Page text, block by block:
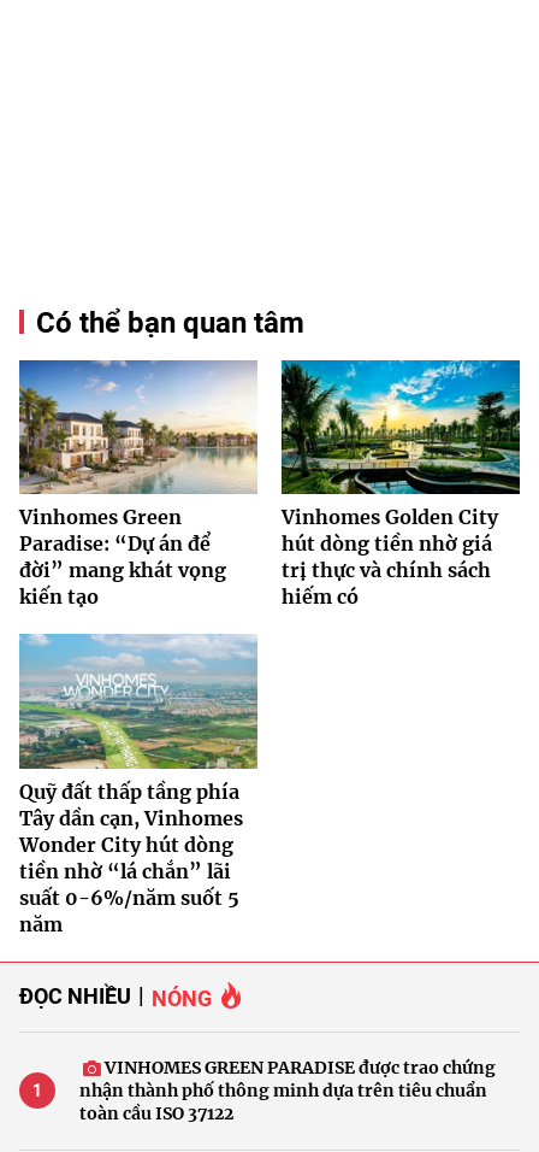
Có thể bạn quan tâm
Vinhomes Green
Paradise: “Dự án để
đời” mang khát vọng
kiến tạo
Vinhomes Golden City
hút dòng tiền nhờ giá
trị thực và chính sách
hiếm có
Quỹ đất thấp tầng phía
Tây dần cạn, Vinhomes
Wonder City hút dòng
tiền nhờ “lá chắn” lãi
suất 0-6%/năm suốt 5
năm
ĐỌC NHIỀU NÓNG
VINHOMES GREEN PARADISE được trao chứng
nhận thành phố thông minh dựa trên tiêu chuẩn
toàn cầu ISO 37122